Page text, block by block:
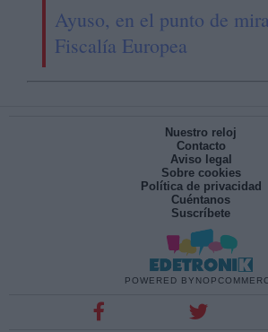
Ayuso, en el punto de
Fiscalía Europea
Nuestro reloj
Contacto
Aviso legal
Sobre cookies
Política de privacidad
Cuéntanos
Suscríbete
POWERED BY